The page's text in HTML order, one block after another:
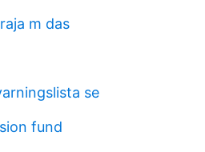
m das
se
fund